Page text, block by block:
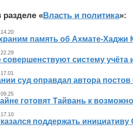
разделе «Власть и политика»:
память об Ахмате-Хаджи
совершенствуют систему учёта
суд оправдал автора
готовят Тайвань к
поддержать